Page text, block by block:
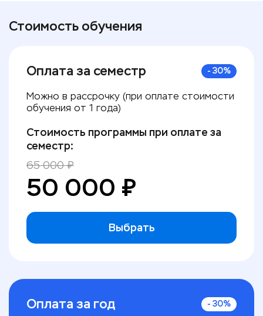
Стоимость обучения
Оплата за семестр - 30%
Можно в рассрочку (при оплате стоимости
обучения от 1 года)
Стоимость программы при оплате за
семестр:
65 000₽
50 000 ₽
Выбрать
Оплата за год - 30%